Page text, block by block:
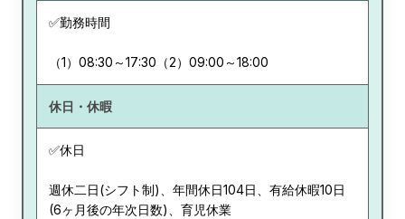
✅勤務時間
（1）08:30～17:30（2）09:00～18:00
休日・休暇
✅休日
週休二日(シフト制)、年間休日104日、有給休暇10日
(6ヶ月後の年次日数)、育児休業